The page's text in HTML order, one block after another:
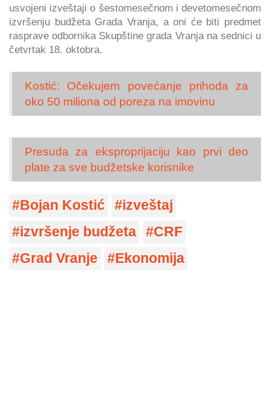
usvojeni izveštaji o šestomesečnom i devetomesečnom
izvršenju budžeta Grada Vranja, a oni će biti predmet
rasprave odbornika Skupštine grada Vranja na sednici u
četvrtak 18. oktobra.
Kostić: Očekujem povećanje prihoda za
oko 50 miliona od poreza na imovinu
Presuda za eksproprijaciju kao prvi deo
plate za sve budžetske korisnike
Bojan Kostić
izveštaj
izvršenje budžeta
CRF
Grad Vranje
Ekonomija